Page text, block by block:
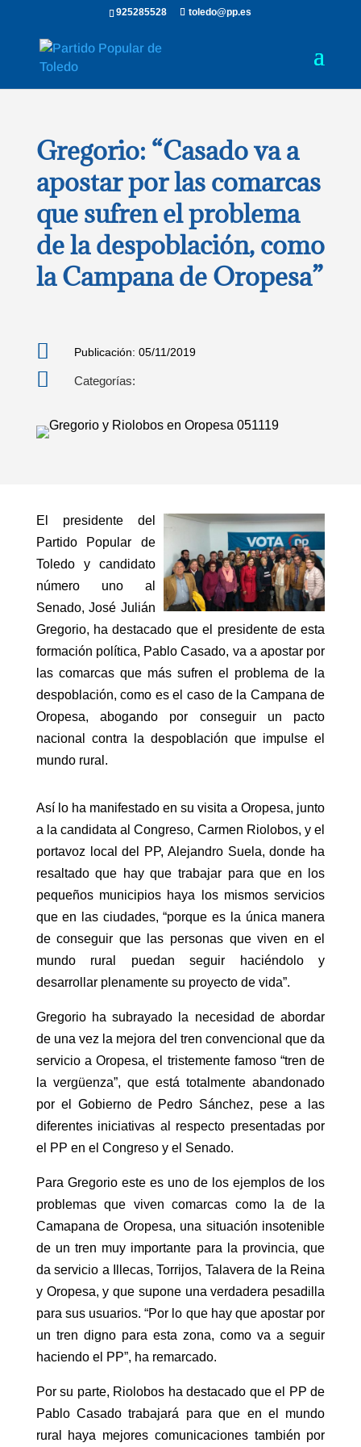
925285528 toledo@pp.es
Gregorio: “Casado va a
apostar por las comarcas
que sufren el problema
de la despoblación, como
la Campana de Oropesa”
 Publicación: 05/11/2019
 Categorías:
El presidente del
Partido Popular de
Toledo y candidato
número uno al
Senado, José Julián
Gregorio, ha destacado que el presidente de esta
formación política, Pablo Casado, va a apostar por
las comarcas que más sufren el problema de la
despoblación, como es el caso de la Campana de
Oropesa, abogando por conseguir un pacto
nacional contra la despoblación que impulse el
mundo rural.
Así lo ha manifestado en su visita a Oropesa, junto
a la candidata al Congreso, Carmen Riolobos, y el
portavoz local del PP, Alejandro Suela, donde ha
resaltado que hay que trabajar para que en los
pequeños municipios haya los mismos servicios
que en las ciudades, “porque es la única manera
de conseguir que las personas que viven en el
mundo rural puedan seguir haciéndolo y
desarrollar plenamente su proyecto de vida”.
Gregorio ha subrayado la necesidad de abordar
de una vez la mejora del tren convencional que da
servicio a Oropesa, el tristemente famoso “tren de
la vergüenza”, que está totalmente abandonado
por el Gobierno de Pedro Sánchez, pese a las
diferentes iniciativas al respecto presentadas por
el PP en el Congreso y el Senado.
Para Gregorio este es uno de los ejemplos de los
problemas que viven comarcas como la de la
Camapana de Oropesa, una situación insotenible
de un tren muy importante para la provincia, que
da servicio a Illecas, Torrijos, Talavera de la Reina
y Oropesa, y que supone una verdadera pesadilla
para sus usuarios. “Por lo que hay que apostar por
un tren digno para esta zona, como va a seguir
haciendo el PP”, ha remarcado.
Por su parte, Riolobos ha destacado que el PP de
Pablo Casado trabajará para que en el mundo
rural haya mejores comunicaciones también por